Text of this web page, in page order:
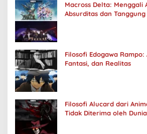
Macross Delta: Menggali
Absurditas dan
Filosofi Edogawa
Fantasi, dan Realitas
Filosofi Alucard dari
Tidak Diterima oleh